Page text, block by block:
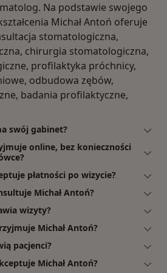
Na podstawie swojego
Michał Antoń oferuje
stomatologiczna,
chirurgia stomatologiczna,
profilaktyka próchnicy,
odbudowa zębów,
badania profilaktyczne,
swój gabinet?
online, bez konieczności
płatności po wizycie?
Michał Antoń?
wizyty?
Michał Antoń?
pacjenci?
Michał Antoń?